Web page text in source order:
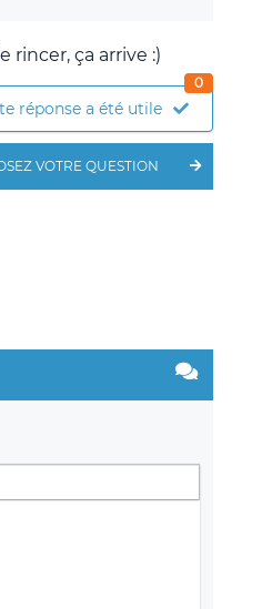
ça arrive :)
réponse a été utile
0
VOTRE QUESTION